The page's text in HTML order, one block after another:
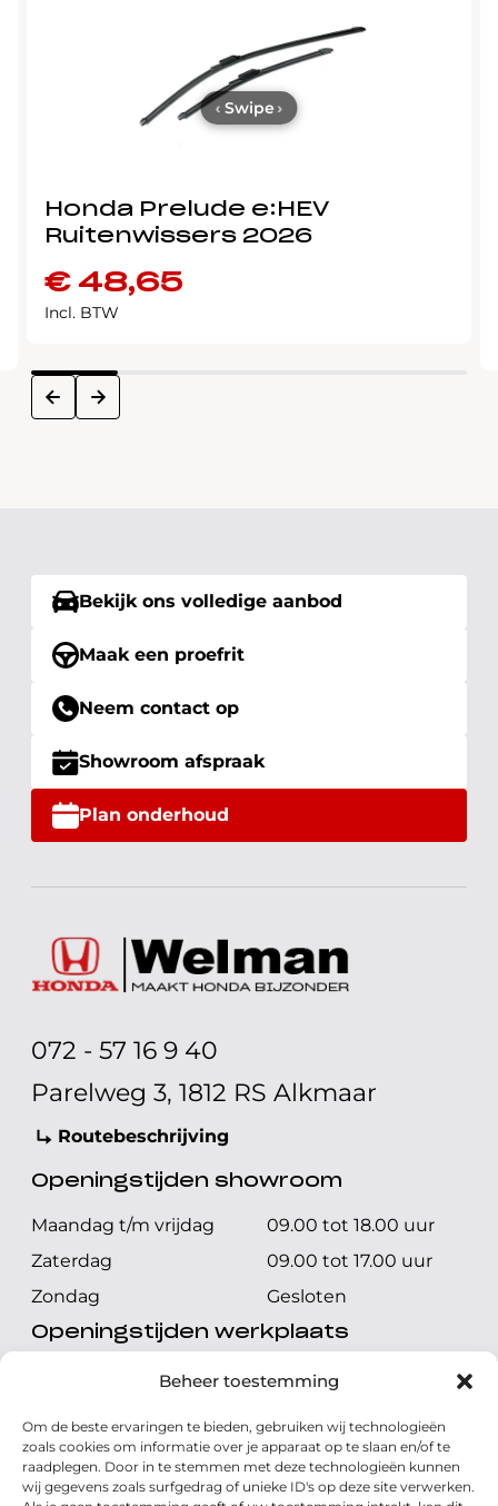
Beheer toestemming
Om de beste ervaringen te bieden, gebruiken wij technologieën
zoals cookies om informatie over je apparaat op te slaan en/of te
raadplegen. Door in te stemmen met deze technologieën kunnen
wij gegevens zoals surfgedrag of unieke ID's op deze site verwerken.
Honda Prelude e:HEV
Ruitenwissers 2026
€48,65
Incl. BTW
prev next
‹ Swipe ›
Bekijk ons volledige aanbod
Maak een proefrit
Neem contact op
Showroom afspraak
Plan onderhoud
072 - 57 16 9 40
Parelweg 3, 1812 RS Alkmaar
Routebeschrijving
Openingstijden showroom
Maandag t/m vrijdag
09.00 tot 18.00 uur
Zaterdag
09.00 tot 17.00 uur
Zondag
Gesloten
Openingstijden werkplaats
Maandag t/m vrijdag
08.00 tot 17.00 uur
Zondag
Gesloten